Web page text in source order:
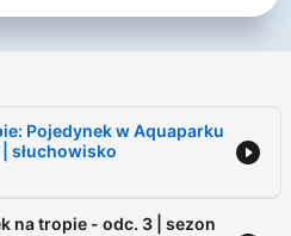
dzięki bogatym w dźwięki,
od ekranu
lub przed snem
baśnie znane przez ich
Pojedynek w Aquaparku
słuchowisko
na tropie - odc. 3 | sezon